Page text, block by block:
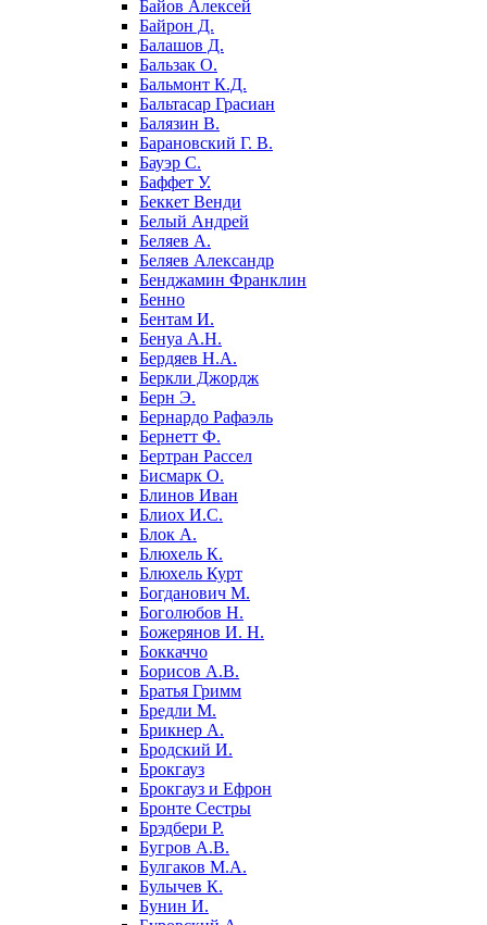
Байов Алексей
Байрон Д.
Балашов Д.
Бальзак О.
Бальмонт К.Д.
Бальтасар Грасиан
Балязин В.
Барановский Г. В.
Бауэр С.
Баффет У.
Беккет Венди
Белый Андрей
Беляев А.
Беляев Александр
Бенджамин Франклин
Бенно
Бентам И.
Бенуа А.Н.
Бердяев Н.А.
Беркли Джордж
Берн Э.
Бернардо Рафаэль
Бернетт Ф.
Бертран Рассел
Бисмарк О.
Блинов Иван
Блиох И.С.
Блок А.
Блюхель К.
Блюхель Курт
Богданович М.
Боголюбов Н.
Божерянов И. Н.
Боккаччо
Борисов А.В.
Братья Гримм
Бредли М.
Брикнер А.
Бродский И.
Брокгауз
Брокгауз и Ефрон
Бронте Сестры
Брэдбери Р.
Бугров А.В.
Булгаков М.А.
Булычев К.
Бунин И.